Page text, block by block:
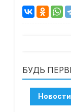
БУДЬ